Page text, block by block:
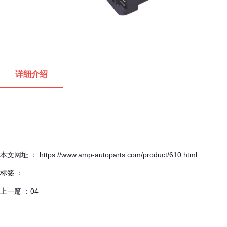
详细介绍
本文网址 ： https://www.amp-autoparts.com/product/610.html
标签 ：
上一篇 ： 04